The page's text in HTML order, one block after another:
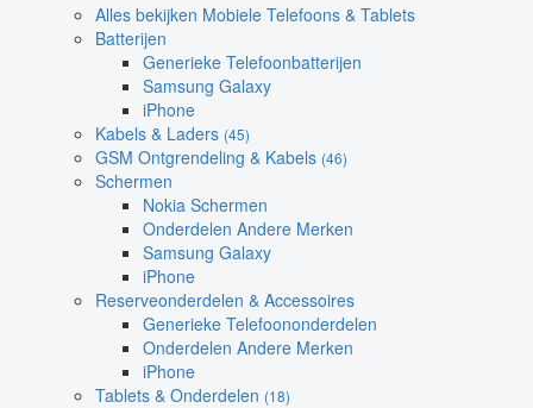
Alles bekijken Mobiele Telefoons & Tablets
Batterijen
Generieke Telefoonbatterijen
Samsung Galaxy
iPhone
Kabels & Laders (45)
GSM Ontgrendeling & Kabels (46)
Schermen
Nokia Schermen
Onderdelen Andere Merken
Samsung Galaxy
iPhone
Reserveonderdelen & Accessoires
Generieke Telefoononderdelen
Onderdelen Andere Merken
iPhone
Tablets & Onderdelen (18)